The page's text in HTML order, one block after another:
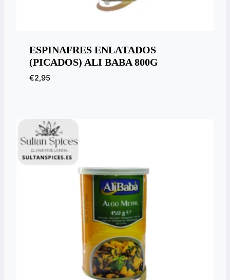
ESPINAFRES ENLATADOS
(PICADOS) ALI BABA 800G
€2,95